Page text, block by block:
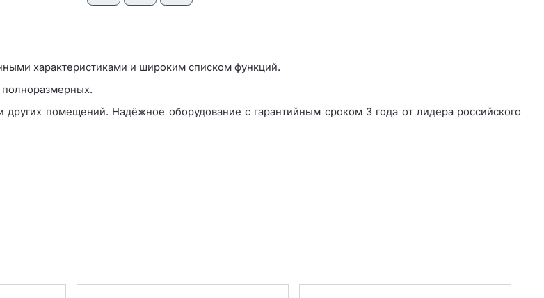
характеристиками и широким списком функций.
помещений. Надёжное оборудование с гарантийным сроком 3 года от лидера российского